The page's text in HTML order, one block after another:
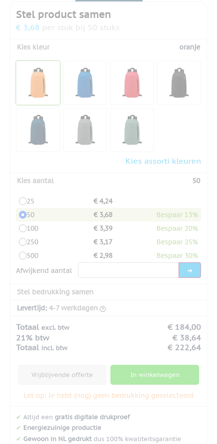
Stel product samen
€ 3,68 per stuk bij 50 stuks
Kies kleur oranje
Kies assorti kleuren
Kies aantal 50
25
€ 4,24
50
€ 3,68
Bespaar 13%
100
€ 3,39
Bespaar 20%
250
€ 3,17
Bespaar 25%
500
€ 2,98
Bespaar 30%
Afwijkend aantal
Stel bedrukking samen
Levertijd: 4-7 werkdagen
Totaal excl. btw
€ 184,00
21% btw
€ 38,64
Totaal incl. btw € 222,64
Vrijblijvende offerte In winkelwagen
Let op: Je hebt (nog) geen bedrukking geselecteerd
✔ Altijd een gratis digitale drukproef
✔ Energiezuinige productie
✔ Gewoon in NL gedruktdus 100% kwaliteitsgarantie